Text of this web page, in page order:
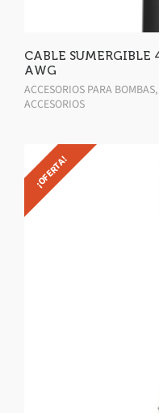
CABLE SUMERGIBLE
AWG
ACCESORIOS PARA BOMBAS,
ACCESORIOS
¡OFERTA!